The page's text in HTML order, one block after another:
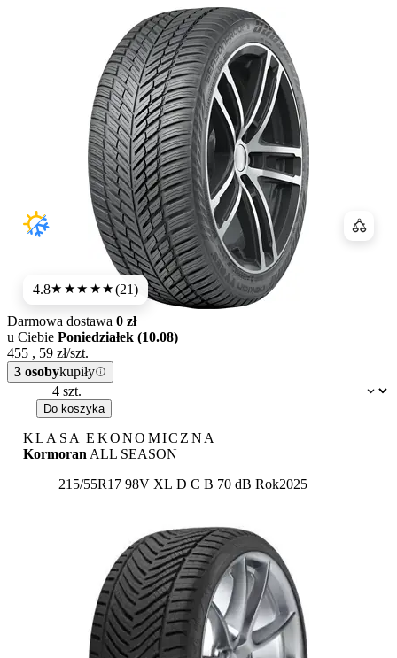
4.8★★★★★(21)
Dostępność:
Darmowa dostawa 0 zł
u Ciebie Poniedziałek (10.08)
455 , 59 zł/szt.
3 osobykupiły
Do koszyka
KLASA EKONOMICZNA
Kormoran ALL SEASON
215/55R17 98V XL Etykieta:
D C B 70 dB Rok2025